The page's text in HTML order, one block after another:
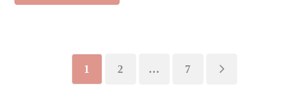
1 2 … 7